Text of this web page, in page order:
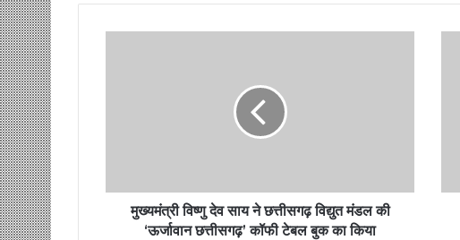
मुख्यमंत्री विष्णु देव साय ने छत्तीसगढ़ विद्युत मंडल की
‘ऊर्जावान छत्तीसगढ़’ कॉफी टेबल बुक का किया